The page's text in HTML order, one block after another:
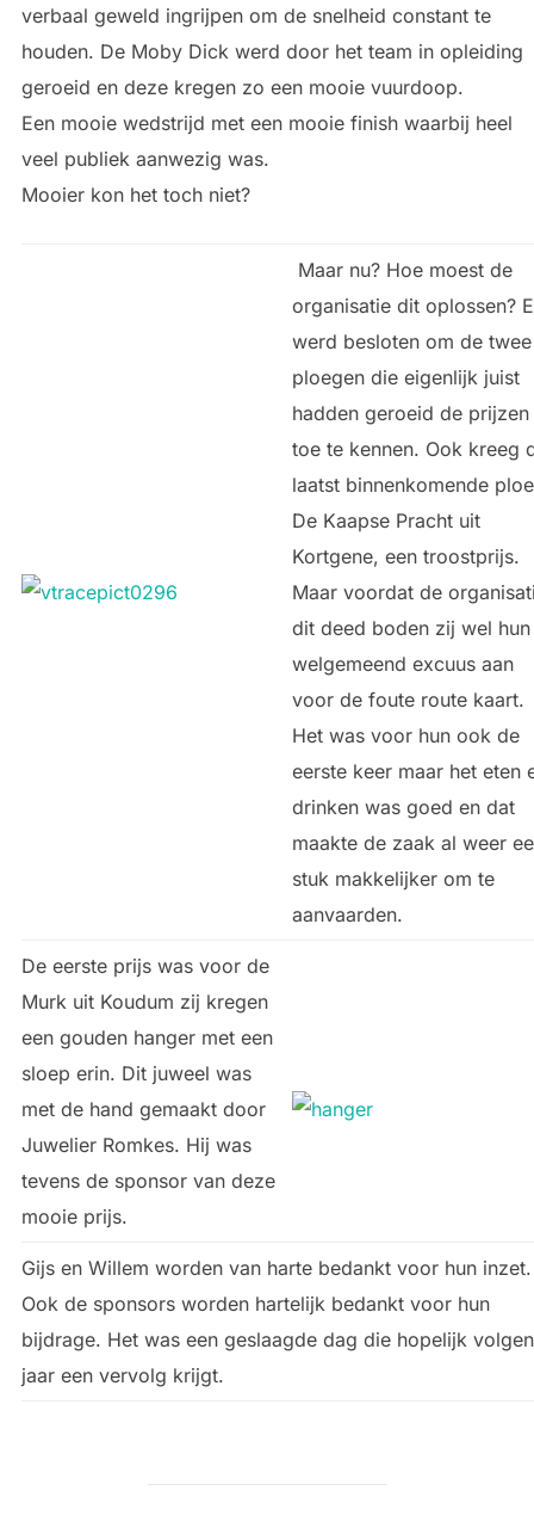
verbaal geweld ingrijpen om de snelheid constant te
houden. De Moby Dick werd door het team in opleiding
geroeid en deze kregen zo een mooie vuurdoop.
Een mooie wedstrijd met een mooie finish waarbij heel
veel publiek aanwezig was.
Mooier kon het toch niet?
Maar nu? Hoe moest de
organisatie dit oplossen?
werd besloten om de twee
ploegen die eigenlijk juist
hadden geroeid de prijzen
toe te kennen. Ook kreeg
laatst binnenkomende
De Kaapse Pracht uit
Kortgene, een troostprijs.
Maar voordat de
dit deed boden zij wel hun
welgemeend excuus aan
voor de foute route kaart.
Het was voor hun ook de
eerste keer maar het eten
drinken was goed en dat
maakte de zaak al weer
stuk makkelijker om te
aanvaarden.
De eerste prijs was voor de
Murk uit Koudum zij kregen
een gouden hanger met een
sloep erin. Dit juweel was
met de hand gemaakt door
Juwelier Romkes. Hij was
tevens de sponsor van deze
mooie prijs.
Gijs en Willem worden van harte bedankt voor hun inzet.
Ook de sponsors worden hartelijk bedankt voor hun
bijdrage. Het was een geslaagde dag die hopelijk
jaar een vervolg krijgt.